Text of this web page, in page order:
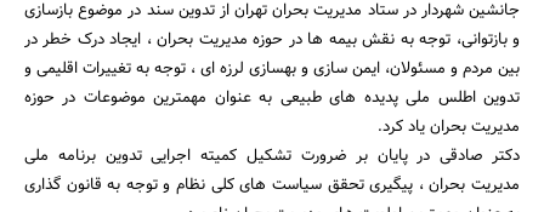
جانشین شهردار در ستاد مدیریت بحران تهران از تدوین سند در موضوع بازسازی
و بازتوانی، توجه به نقش بیمه ها در حوزه مدیریت بحران ، ایجاد درک خطر در
بین مردم و مسئولان، ایمن سازی و بهسازی لرزه ای ، توجه به تغییرات اقلیمی و
تدوین اطلس ملی پدیده های طبیعی به عنوان مهمترین موضوعات در حوزه
مدیریت بحران یاد کرد.
دکتر صادقی در پایان بر ضرورت تشکیل کمیته اجرایی تدوین برنامه ملی
مدیریت بحران ، پیگیری تحقق سیاست های کلی نظام و توجه به قانون گذاری